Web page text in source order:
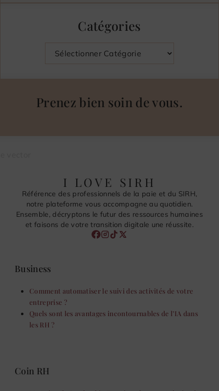
Catégories
Prenez bien soin de vous.
I LOVE SIRH
Référence des professionnels de la paie et du SIRH,
notre plateforme vous accompagne au quotidien.
Ensemble, décryptons le futur des ressources humaines
et faisons de votre transition digitale une réussite.
Business
Comment automatiser le suivi des activités de votre
entreprise ?
Quels sont les avantages incontournables de l’IA dans
les RH ?
Coin RH